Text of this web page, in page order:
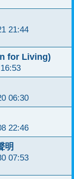
21:44
for Living)
06:30
22:46
明
07:53